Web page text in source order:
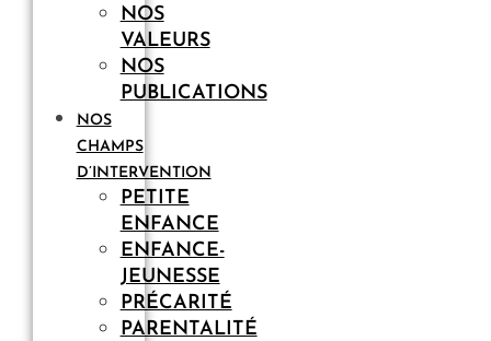
NOS
VALEURS
NOS
PUBLICATIONS
NOS
CHAMPS
D’INTERVENTION
PETITE
ENFANCE
ENFANCE-
JEUNESSE
PRÉCARITÉ
PARENTALITÉ